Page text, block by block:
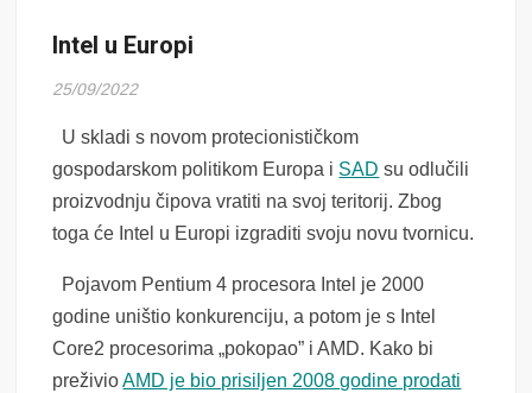
Intel u Europi
25/09/2022
U skladi s novom protecionističkom
gospodarskom politikom Europa i SAD su odlučili
proizvodnju čipova vratiti na svoj teritorij. Zbog
toga će Intel u Europi izgraditi svoju novu tvornicu.
Pojavom Pentium 4 procesora Intel je 2000
godine uništio konkurenciju, a potom je s Intel
Core2 procesorima „pokopao” i AMD. Kako bi
preživioAMD je bio prisiljen 2008 godine prodati